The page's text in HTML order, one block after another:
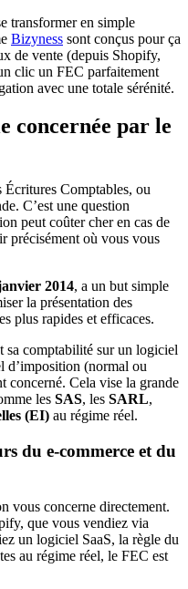
transformer en simple
Bizyness sont conçus pour ça
de vente (depuis Shopify,
clic un FEC parfaitement
avec une totale sérénité.
concernée par le
Comptables, ou
C’est une question
peut coûter cher en cas de
précisément où vous vous
2014, a un but simple
la présentation des
plus rapides et efficaces.
sa comptabilité sur un logiciel
d’imposition (normal ou
concerné. Cela vise la grande
les SAS, les SARL,
(EI) au régime réel.
du e-commerce et du
vous concerne directement.
que vous vendiez via
un logiciel SaaS, la règle du
au régime réel, le FEC est